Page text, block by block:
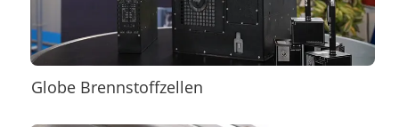
Globe Brennstoffzellen